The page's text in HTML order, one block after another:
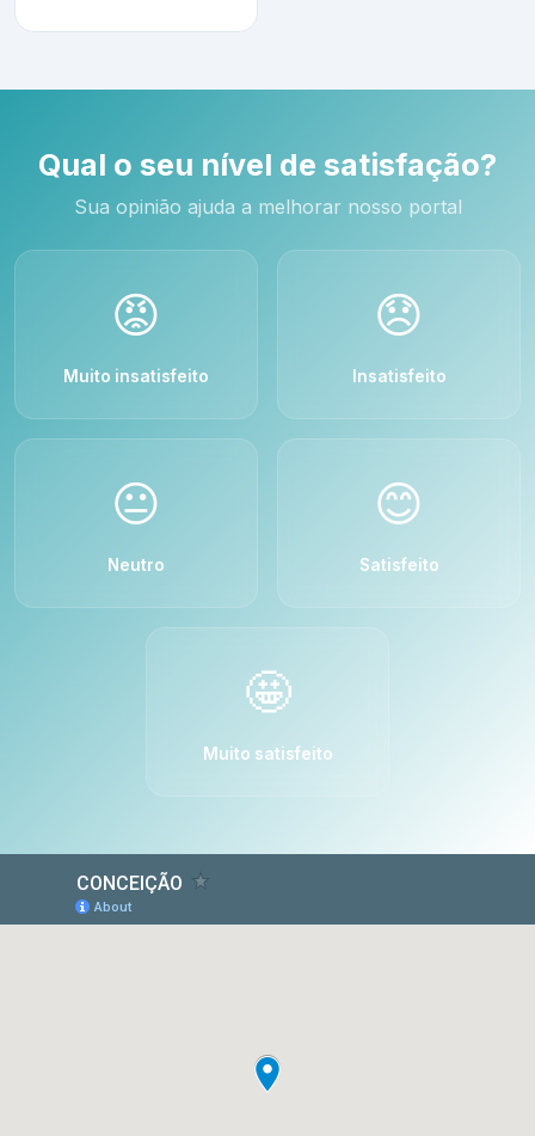
Qual o seu nível de satisfação?
Sua opinião ajuda a melhorar nosso portal
😡
Muito insatisfeito
😞
Insatisfeito
😐
Neutro
😊
Satisfeito
🤩
Muito satisfeito